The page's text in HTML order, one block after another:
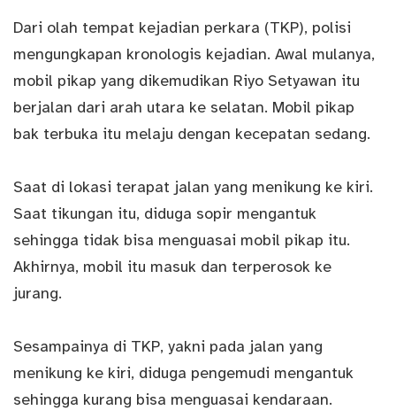
Dari olah tempat kejadian perkara (TKP), polisi
mengungkapan kronologis kejadian. Awal mulanya,
mobil pikap yang dikemudikan Riyo Setyawan itu
berjalan dari arah utara ke selatan. Mobil pikap
bak terbuka itu melaju dengan kecepatan sedang.
Saat di lokasi terapat jalan yang menikung ke kiri.
Saat tikungan itu, diduga sopir mengantuk
sehingga tidak bisa menguasai mobil pikap itu.
Akhirnya, mobil itu masuk dan terperosok ke
jurang.
Sesampainya di TKP, yakni pada jalan yang
menikung ke kiri, diduga pengemudi mengantuk
sehingga kurang bisa menguasai kendaraan.